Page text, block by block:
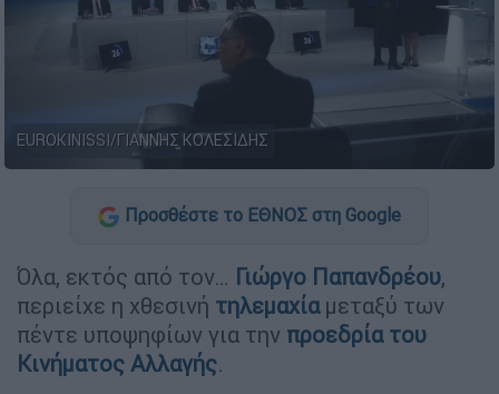
EUROKINISSI/ΓΙΑΝΝΗΣ ΚΟΛΕΣΙΔΗΣ
Προσθέστε το ΕΘΝΟΣ στη Google
Όλα, εκτός από τον… Γιώργο Παπανδρέου,
περιείχε η χθεσινή τηλεμαχία μεταξύ των
πέντε υποψηφίων για την προεδρία του
Κινήματος Αλλαγής.